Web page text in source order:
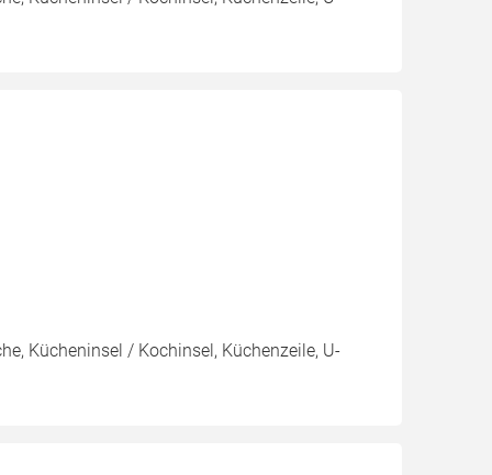
Kücheninsel / Kochinsel, Küchenzeile, U-